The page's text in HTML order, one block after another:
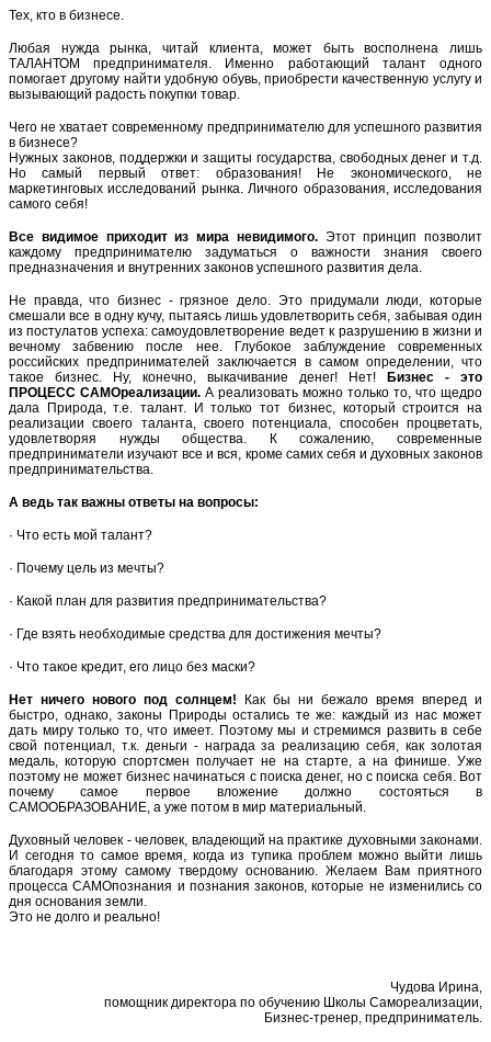
Тех, кто в бизнесе.
Любая нужда рынка, читай клиента, может быть восполнена лишь
ТАЛАНТОМ предпринимателя. Именно работающий талант одного
помогает другому найти удобную обувь, приобрести качественную услугу и
вызывающий радость покупки товар.
Чего не хватает современному предпринимателю для успешного развития
в бизнесе?
Нужных законов, поддержки и защиты государства, свободных денег и т.д.
Но самый первый ответ: образования! Не экономического, не
маркетинговых исследований рынка. Личного образования, исследования
самого себя!
Все видимое приходит из мира невидимого.Этот принцип позволит
каждому предпринимателю задуматься о важности знания своего
предназначения и внутренних законов успешного развития дела.
Не правда, что бизнес - грязное дело. Это придумали люди, которые
смешали все в одну кучу, пытаясь лишь удовлетворить себя, забывая один
из постулатов успеха: самоудовлетворение ведет к разрушению в жизни и
вечному забвению после нее. Глубокое заблуждение современных
российских предпринимателей заключается в самом определении, что
такое бизнес. Ну, конечно, выкачивание денег! Нет!
Бизнес - это
ПРОЦЕСС САМОреализации. А реализовать можно только то, что щедро
дала Природа, т.е. талант. И только тот бизнес, который строится на
реализации своего таланта, своего потенциала, способен процветать,
удовлетворяя нужды общества. К сожалению, современные
предприниматели изучают все и вся, кроме самих себя и духовных законов
предпринимательства.
А ведь так важны ответы на вопросы:
· Что есть мой талант?
· Почему цель из мечты?
· Какой план для развития предпринимательства?
· Где взять необходимые средства для достижения мечты?
· Что такое кредит, его лицо без маски?
Нет ничего нового под солнцем! Как бы ни бежало время вперед и
быстро, однако, законы Природы остались те же: каждый из нас может
дать миру только то, что имеет. Поэтому мы и стремимся развить в себе
свой потенциал, т.к. деньги - награда за реализацию себя, как золотая
медаль, которую спортсмен получает не на старте, а на финише. Уже
поэтому не может бизнес начинаться с поиска денег, но с поиска себя. Вот
почему самое первое вложение должно состояться в
САМООБРАЗОВАНИЕ, а уже потом в мир материальный.
Духовный человек - человек, владеющий на практике духовными законами.
И сегодня то самое время, когда из тупика проблем можно выйти лишь
благодаря этому самому твердому основанию. Желаем Вам приятного
процесса САМОпознания и познания законов, которые не изменились со
дня основания земли.
Это не долго и реально!
Чудова Ирина,
помощник директора по обучению Школы Cамореализации,
Бизнес-тренер, предприниматель.